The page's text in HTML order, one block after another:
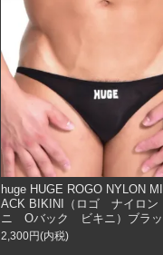
huge HUGE ROGO NYLON
ACK BIKINI（ロゴ ナイロ
ニ Oバック ビキニ）ブラ
2,300円(内税)